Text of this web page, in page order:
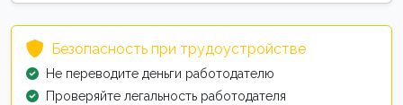
Безопасность при трудоустройстве
Не переводите деньги работодателю
Проверяйте легальность работодателя